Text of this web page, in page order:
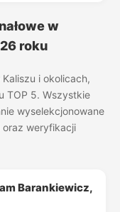
w
roku
i okolicach,
TOP 5. Wszystkie
wyselekcjonowane
oraz weryfikacji
Barankiewicz,